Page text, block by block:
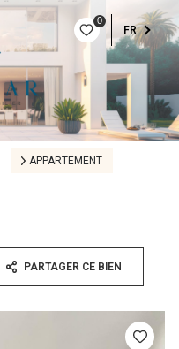
0
FR
APPARTEMENT
PARTAGER CE BIEN